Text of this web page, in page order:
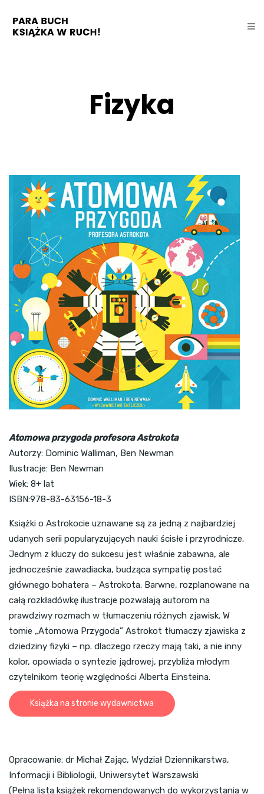
Fizyka
Atomowa przygoda profesora Astrokota
Autorzy: Dominic Walliman, Ben Newman
Ilustracje: Ben Newman
Wiek: 8+ lat
ISBN:978-83-63156-18-3
Książki o Astrokocie uznawane są za jedną z najbardziej
udanych serii popularyzujących nauki ścisłe i przyrodnicze.
Jednym z kluczy do sukcesu jest właśnie zabawna, ale
jednocześnie zawadiacka, budząca sympatię postać
głównego bohatera – Astrokota. Barwne, rozplanowane na
całą rozkładówkę ilustracje pozwalają autorom na
prawdziwy rozmach w tłumaczeniu różnych zjawisk. W
tomie „Atomowa Przygoda” Astrokot tłumaczy zjawiska z
dziedziny fizyki – np. dlaczego rzeczy mają taki, a nie inny
kolor, opowiada o syntezie jądrowej, przybliża młodym
czytelnikom teorię względności Alberta Einsteina.
Książka na stronie wydawnictwa
Opracowanie: dr Michał Zając, Wydział Dziennikarstwa,
Informacji i Bibliologii, Uniwersytet Warszawski
(Pełna lista książek rekomendowanych do wykorzystania w